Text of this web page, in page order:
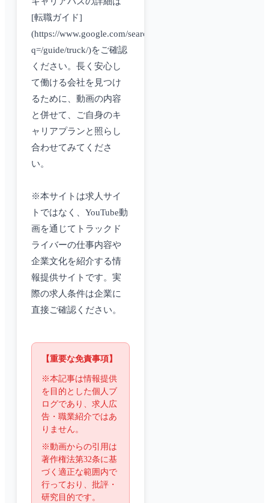
[転職ガイド]
(https://www.google.com/search?
q=/guide/truck/)をご確認
ください。長く安心し
て働ける会社を見つけ
るために、動画の内容
と併せて、ご自身のキ
ャリアプランと照らし
合わせてみてくださ
い。
※本サイトは求人サイ
トではなく、YouTube動
画を通じてトラックド
ライバーの仕事内容や
企業文化を紹介する情
報提供サイトです。実
際の求人条件は企業に
直接ご確認ください。
【重要な免責事項】
※本記事は情報提供
を目的とした個人ブ
ログであり、求人広
告・職業紹介ではあ
りません。
※動画からの引用は
著作権法第32条に基
づく適正な範囲内で
行っており、批評・
研究目的です。